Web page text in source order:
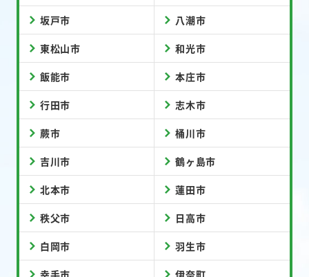
坂戸市 八潮市
東松山市 和光市
飯能市 本庄市
行田市 志木市
蕨市 桶川市
吉川市 鶴ヶ島市
北本市 蓮田市
秩父市 日高市
白岡市 羽生市